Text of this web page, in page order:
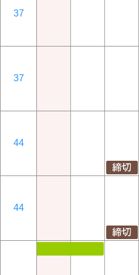
37
37
44
44